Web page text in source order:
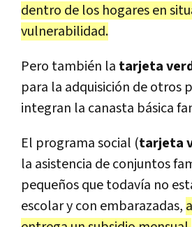
dentro de los hogares en
vulnerabilidad.
Pero también la tarjeta
para la adquisición de otros
integran la canasta básica
El programa social (tarjeta
la asistencia de conjuntos
pequeños que todavía no
escolar y con embarazadas,